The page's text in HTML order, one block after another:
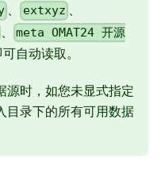
、 extxyz 、
、
meta OMAT24 开源
自动读取。
时，如您未显式指定
录下的所有可用数据